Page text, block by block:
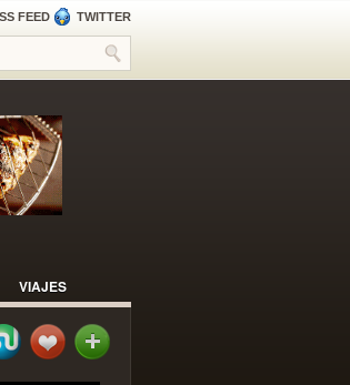
FEED TWITTER
VIAJES